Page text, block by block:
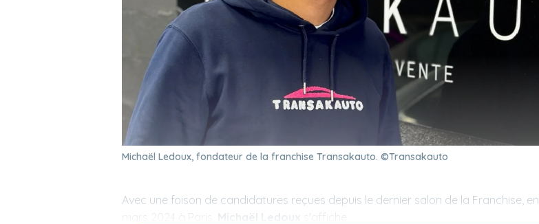
Michaël Ledoux, fondateur de la franchise Transakauto. ©Transakauto
Avec une foison de candidatures reçues depuis le dernier salon de la Franchise, en
mars 2024 à Paris, Michaël Ledoux s'affiche